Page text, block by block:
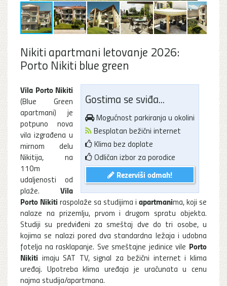
Nikiti apartmani letovanje 2026:
Porto Nikiti blue green
Gostima se sviđa...
Mogućnost parkiranja u okolini
Besplatan bežični internet
Klima bez doplate
Odličan izbor za porodice
Rezerviši odmah!
Vila Porto Nikiti
(Blue Green
apartmani) je
potpuno nova
vila izgrađena u
mirnom delu
Nikitija, na
110m
udaljenosti od
plaže. Vila
Porto Nikiti raspolaže sa studijima i apartmanima, koji se
nalaze na prizemlju, prvom i drugom spratu objekta.
Studiji su predviđeni za smeštaj dve do tri osobe, u
kojima se nalazi pored dva standardna ležaja i udobna
fotelja na rasklapanje. Sve smeštajne jedinice vile Porto
Nikiti imaju SAT TV, signal za bežični internet i klima
uređaj. Upotreba klima uređaja je uračunata u cenu
najma studija/apartmana.